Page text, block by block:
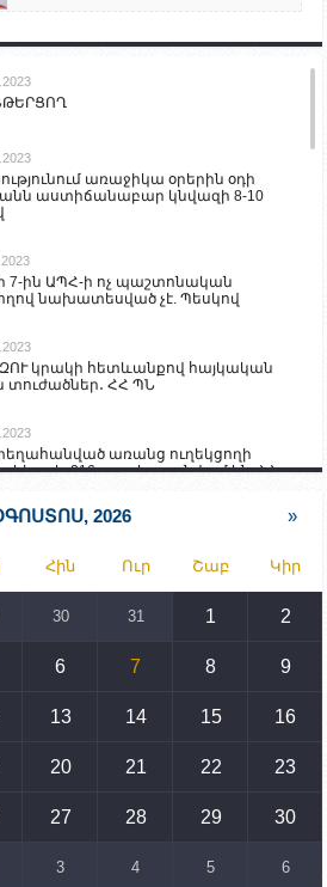
առաջիկա օրերին օդի
աստիճանաբար կնվազի 8-10
7-ին ԱՊՀ-ի ոչ պաշտոնական
նախատեսված չէ. Պեսկով
կրակի հետևանքով հայկական
տուժածներ․ ՀՀ ՊՆ
առանց ուղեկցողի
և 216 տարեց գտնվում են ՀՀ
է տարածաշրջանի համար շահավետ
հաղորդակցությունների
սակայն ոչ՝ միջազգային
փոփոխությանը
կասեցնելու համար. իսպանացի
Գորիսում է
հայկական դիրքերի անձնակազմի
տեղափոխող մեքենայի
2026 »
Հին Ուր Շաբ Կիր
30 31 1 2
6 7 8 9
13 14 15 16
20 21 22 23
27 28 29 30
3 4 5 6